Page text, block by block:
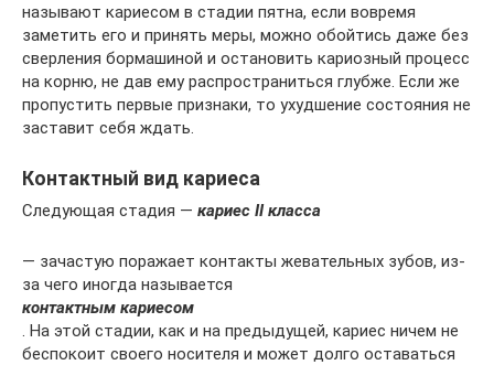
называют кариесом в стадии пятна, если вовремя
заметить его и принять меры, можно обойтись даже без
сверления бормашиной и остановить кариозный процесс
на корню, не дав ему распространиться глубже. Если же
пропустить первые признаки, то ухудшение состояния не
заставит себя ждать.
Контактный вид кариеса
Следующая стадия — кариес II класса
— зачастую поражает контакты жевательных зубов, из-
за чего иногда называется
контактным кариесом
. На этой стадии, как и на предыдущей, кариес ничем не
беспокоит своего носителя и может долго оставаться